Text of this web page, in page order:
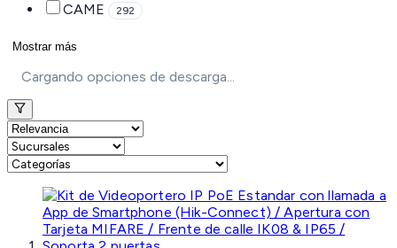
CAME 292
Mostrar más
Cargando opciones de descarga...